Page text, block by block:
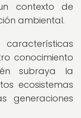
contexto de
ambiental.
conocimiento
subraya la
ecosistemas
generaciones